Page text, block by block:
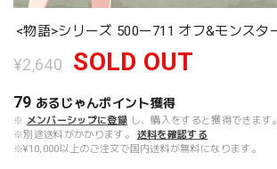
<物語>シリーズ 500ー711 オフ&モンスタ
¥2,640 SOLD OUT
79 あるじゃんポイント獲得
※ メンバーシップに登録 し、購入をすると獲得できます。
※別途送料がかかります。
送料を確認する
※¥10,000以上のご注文で国内送料が無料になります。